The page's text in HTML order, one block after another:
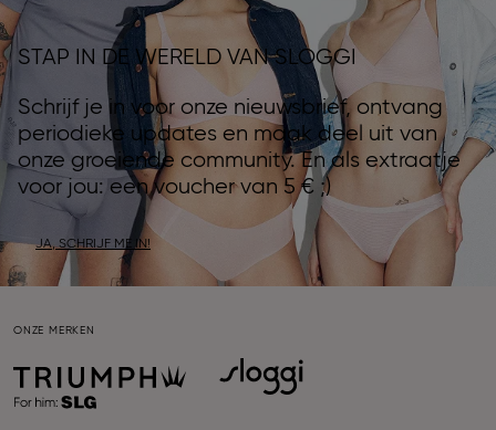
STAP IN DE WERELD VAN SLOGGI
Schrijf je in voor onze nieuwsbrief, ontvang
periodieke updates en maak deel uit van
onze groeiende community. En als extraatje
voor jou: een voucher van 5 € ;)
JA, SCHRIJF ME IN!
ONZE MERKEN